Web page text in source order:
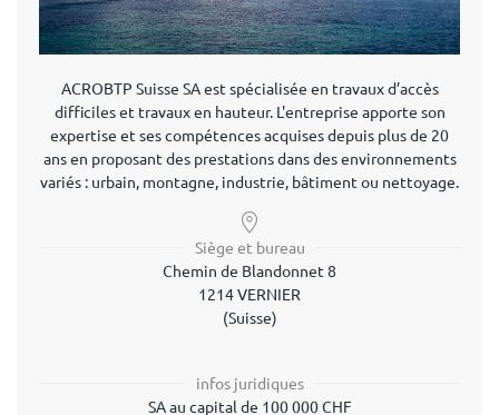
ACROBTP Suisse SA est spécialisée en travaux d’accès
difficiles et travaux en hauteur. L'entreprise apporte son
expertise et ses compétences acquises depuis plus de 20
ans en proposant des prestations dans des environnements
variés : urbain, montagne, industrie, bâtiment ou nettoyage.
Siège et bureau
Chemin de Blandonnet 8
1214 VERNIER
(Suisse)
infos juridiques
SA au capital de 100 000 CHF